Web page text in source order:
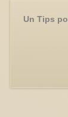
Un Tips